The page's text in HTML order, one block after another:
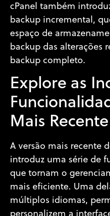
cPanel também
backup incremental,
espaço de
backup das alterações
backup completo.
Explore as
Mais
A versão mais recente
introduz uma série de
que tornam o
mais eficiente. Uma
múltiplos idiomas,